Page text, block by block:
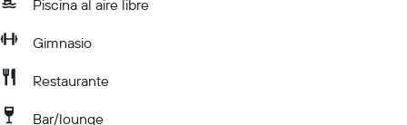
Piscina al aire libre
Gimnasio
Restaurante
Bar/lounge